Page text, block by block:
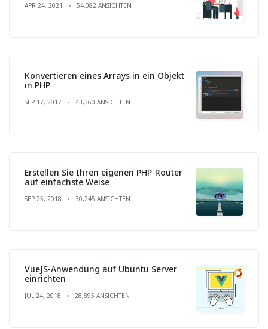
APR 24, 2021 54,082 ANSICHTEN
Konvertieren eines Arrays in ein Objekt
in PHP
SEP 17, 2017 43,360 ANSICHTEN
Erstellen Sie Ihren eigenen PHP-Router
auf einfachste Weise
SEP 25, 2018 30,245 ANSICHTEN
VueJS-Anwendung auf Ubuntu Server
einrichten
JUL 24, 2018 28,895 ANSICHTEN